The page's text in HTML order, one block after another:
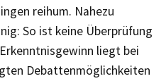
reihum. Nahezu
So ist keine Überprüfung
liegt bei
Debattenmöglichkeiten